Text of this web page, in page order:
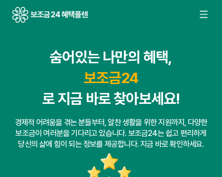
보조금24 혜택플랜
보조금24
보조금24
보조금24
놓치기 쉬운 혜택,
이제는
보조금24
에서 한눈에!
나라에서 제공하는 수많은 보조금, 일일이 찾기 어려우셨죠? 보조금
24는 복잡한 정보를 한곳에 모아 당신에게 딱 맞는 혜택을 알려드립
니다. 더 이상 놓치는 혜택은 없습니다.